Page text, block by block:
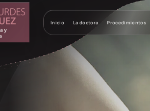
Inicio La doctora Procedimientos